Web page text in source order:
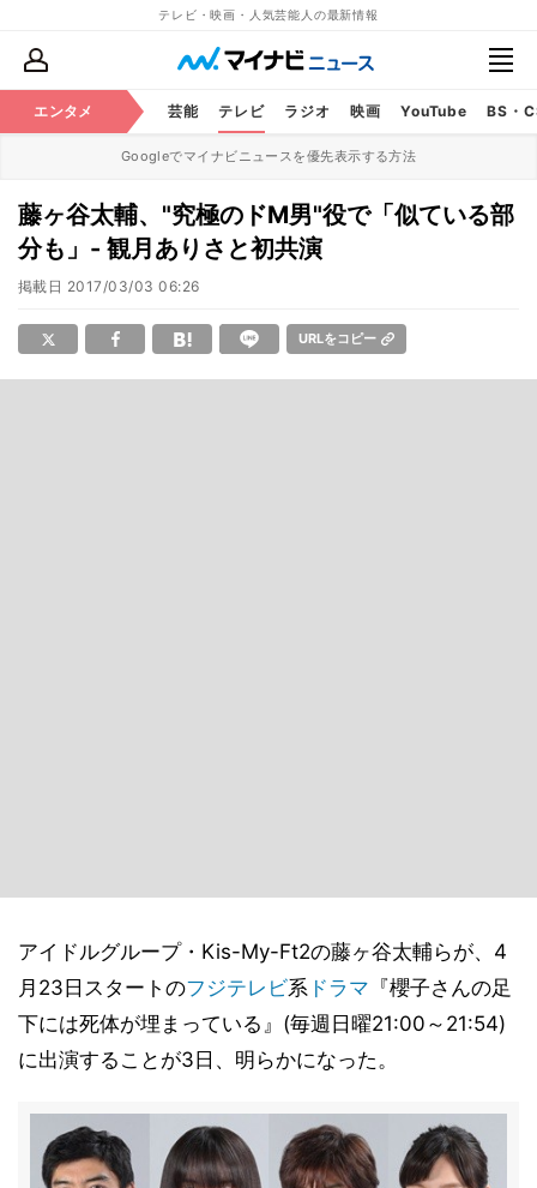
テレビ・映画・人気芸能人の最新情報
エンタメ 芸能 テレビ ラジオ 映画 YouTube BS・
Googleでマイナビニュースを優先表示する方法
藤ヶ谷太輔、"究極のドM男"役で「似ている部
分も」- 観月ありさと初共演
掲載日 2017/03/03 06:26
URLをコピー
アイドルグループ・Kis-My-Ft2の藤ヶ谷太輔らが、4
月23日スタートのフジテレビ系 ドラマ 『櫻子さんの足
下には死体が埋まっている』(毎週日曜21:00～21:54)
に出演することが3日、明らかになった。